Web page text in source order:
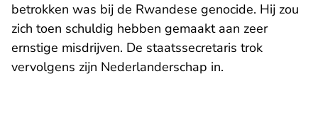
betrokken was bij de Rwandese genocide. Hij zou
zich toen schuldig hebben gemaakt aan zeer
ernstige misdrijven. De staatssecretaris trok
vervolgens zijn Nederlanderschap in.